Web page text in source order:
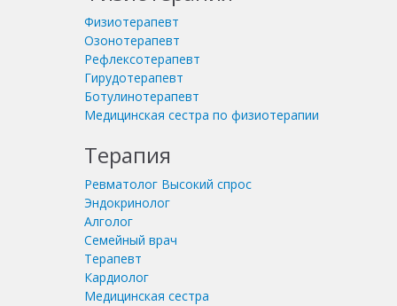
Физиотерапевт
Озонотерапевт
Рефлексотерапевт
Гирудотерапевт
Ботулинотерапевт
Медицинская сестра по физиотерапии
Терапия
Ревматолог Высокий спрос
Эндокринолог
Алголог
Семейный врач
Терапевт
Кардиолог
Медицинская сестра